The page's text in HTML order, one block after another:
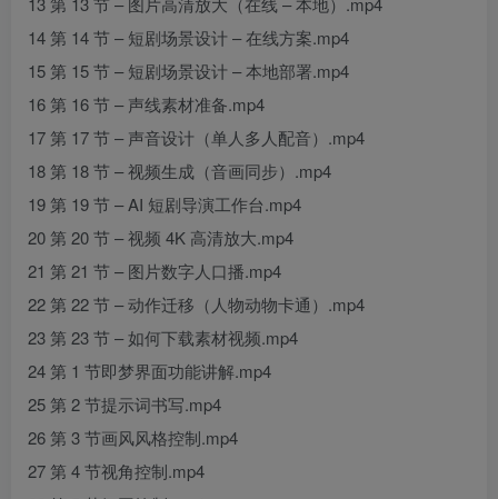
14 第 14 节 – 短剧场景设计 – 在线方案.mp4
15 第 15 节 – 短剧场景设计 – 本地部署.mp4
16 第 16 节 – 声线素材准备.mp4
17 第 17 节 – 声音设计（单人多人配音）.mp4
18 第 18 节 – 视频生成（音画同步）.mp4
19 第 19 节 – AI 短剧导演工作台.mp4
20 第 20 节 – 视频 4K 高清放大.mp4
21 第 21 节 – 图片数字人口播.mp4
22 第 22 节 – 动作迁移（人物动物卡通）.mp4
23 第 23 节 – 如何下载素材视频.mp4
24 第 1 节即梦界面功能讲解.mp4
25 第 2 节提示词书写.mp4
26 第 3 节画风风格控制.mp4
27 第 4 节视角控制.mp4